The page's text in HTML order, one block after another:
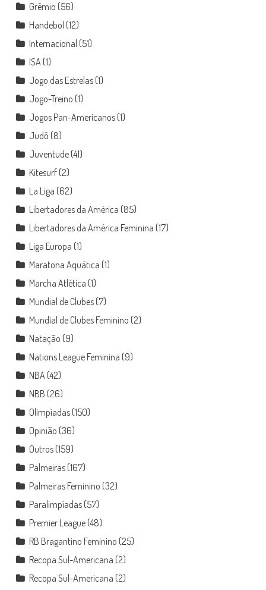
Grêmio (56)
Handebol (12)
Internacional (51)
ISA(1)
Jogo das Estrelas(1)
Jogo-Treino (1)
Jogos Pan-Americanos(1)
Judô (8)
Juventude(41)
Kitesurf(2)
La Liga (62)
Libertadores da América (85)
Libertadores da América Feminina (17)
Liga Europa (1)
Maratona Aquática (1)
Marcha Atlética (1)
Mundial de Clubes(7)
Mundial de Clubes Feminino (2)
Natação (9)
Nations League Feminina (9)
NBA(42)
NBB (26)
Olimpíadas(150)
Opinião (36)
Outros(159)
Palmeiras(167)
Palmeiras Feminino (32)
Paralimpíadas(57)
Premier League(48)
RB Bragantino Feminino (25)
Recopa Sul-Americana (2)
Recopa Sul-Americana (2)